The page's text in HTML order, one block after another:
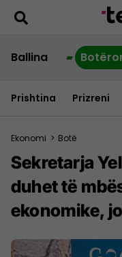
Ballina
Prishtina Prizreni
Ekonomi > Botë
Sekretarja
duhet të
ekonomike,